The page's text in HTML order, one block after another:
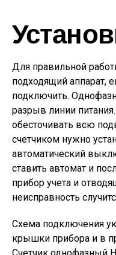
Для правильной
подходящий аппарат,
подключить.
разрыв линии
обесточивать всю
счетчиком нужно
автоматический
ставить автомат и
прибор учета и
неисправность
Схема подключения
крышки прибора и в